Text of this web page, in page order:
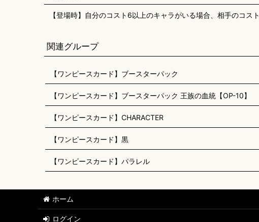
【登場時】自分のコスト6以上のキャラがいる場合、相手のコス
関連グループ
【ワンピースカード】ブースターパック
【ワンピースカード】ブースターパック 王族の血統【OP-10】
【ワンピースカード】CHARACTER
【ワンピースカード】黒
【ワンピースカード】パラレル
ホーム
ログイン